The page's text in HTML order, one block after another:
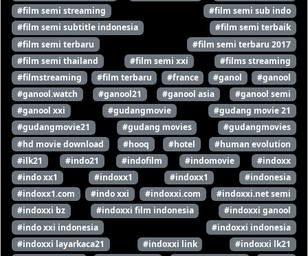
#film semi streaming
#film semi sub indo
#film semi subtitle indonesia
#film semi terbaik
#film semi terbaru
#film semi terbaru 2017
#film semi thailand
#film semi xxi
#films streaming
#filmstreaming
#film terbaru #france #ganol
#ganool
#ganool.watch
#ganool21 #ganool asia
#ganool semi
#ganool xxi
#gudangmovie
#gudang movie 21
#gudangmovie21
#gudang movies
#gudangmovies
#hd movie download
#hooq #hotel
#human evolution
#ilk21
#indo21 #indofilm #indomovie
#indoxx
#indo xx1
#indoxx1 #indoxx1
#indonesia
#indoxx1.com
#indo xxi #indoxxi.com
#indoxxi.net semi
#indoxxi bz
#indoxxi film indonesia
#indoxxi ganool
#indo xxi indonesia
#indoxxi indonesia
#indoxxi layarkaca21
#indoxxi link
#indoxxi lk21